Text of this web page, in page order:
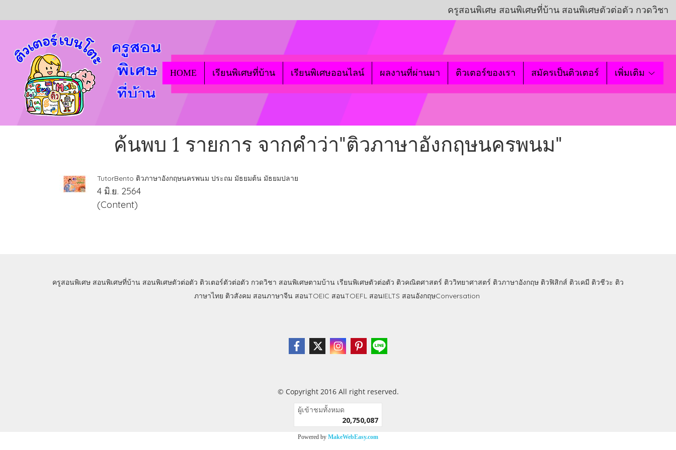
ครูสอนพิเศษ สอนพิเศษที่บ้าน สอนพิเศษตัวต่อตัว กวดวิชา
HOME เรียนพิเศษที่บ้าน เรียนพิเศษออนไลน์ ผลงานที่ผ่านมา ติวเตอร์ของเรา สมัครเป็นติวเตอร์ เพิ่มเติม
ค้นพบ 1 รายการ จากคำว่า"ติวภาษาอังกฤษนครพนม"
TutorBento ติวภาษาอังกฤษนครพนม ประถม มัธยมต้น มัธยมปลาย
4 มิ.ย. 2564
(Content)
ครูสอนพิเศษ สอนพิเศษที่บ้าน สอนพิเศษตัวต่อตัว ติวเตอร์ตัวต่อตัว กวดวิชา สอนพิเศษตามบ้าน เรียนพิเศษตัวต่อตัว ติวคณิตศาสตร์ ติววิทยาศาสตร์ ติวภาษาอังกฤษ ติวฟิสิกส์ ติวเคมี ติวชีวะ ติว
ภาษาไทย ติวสังคม สอนภาษาจีน สอนTOEIC สอนTOEFL สอนIELTS สอนอังกฤษConversation
© Copyright 2016 All right reserved.
ผู้เข้าชมทั้งหมด
20,750,087
Powered by MakeWebEasy.com